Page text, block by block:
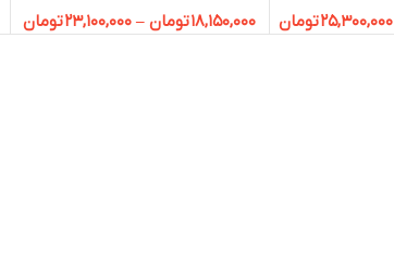
25,300,000تومان
18,150,000تومان –
23,100,000تومان